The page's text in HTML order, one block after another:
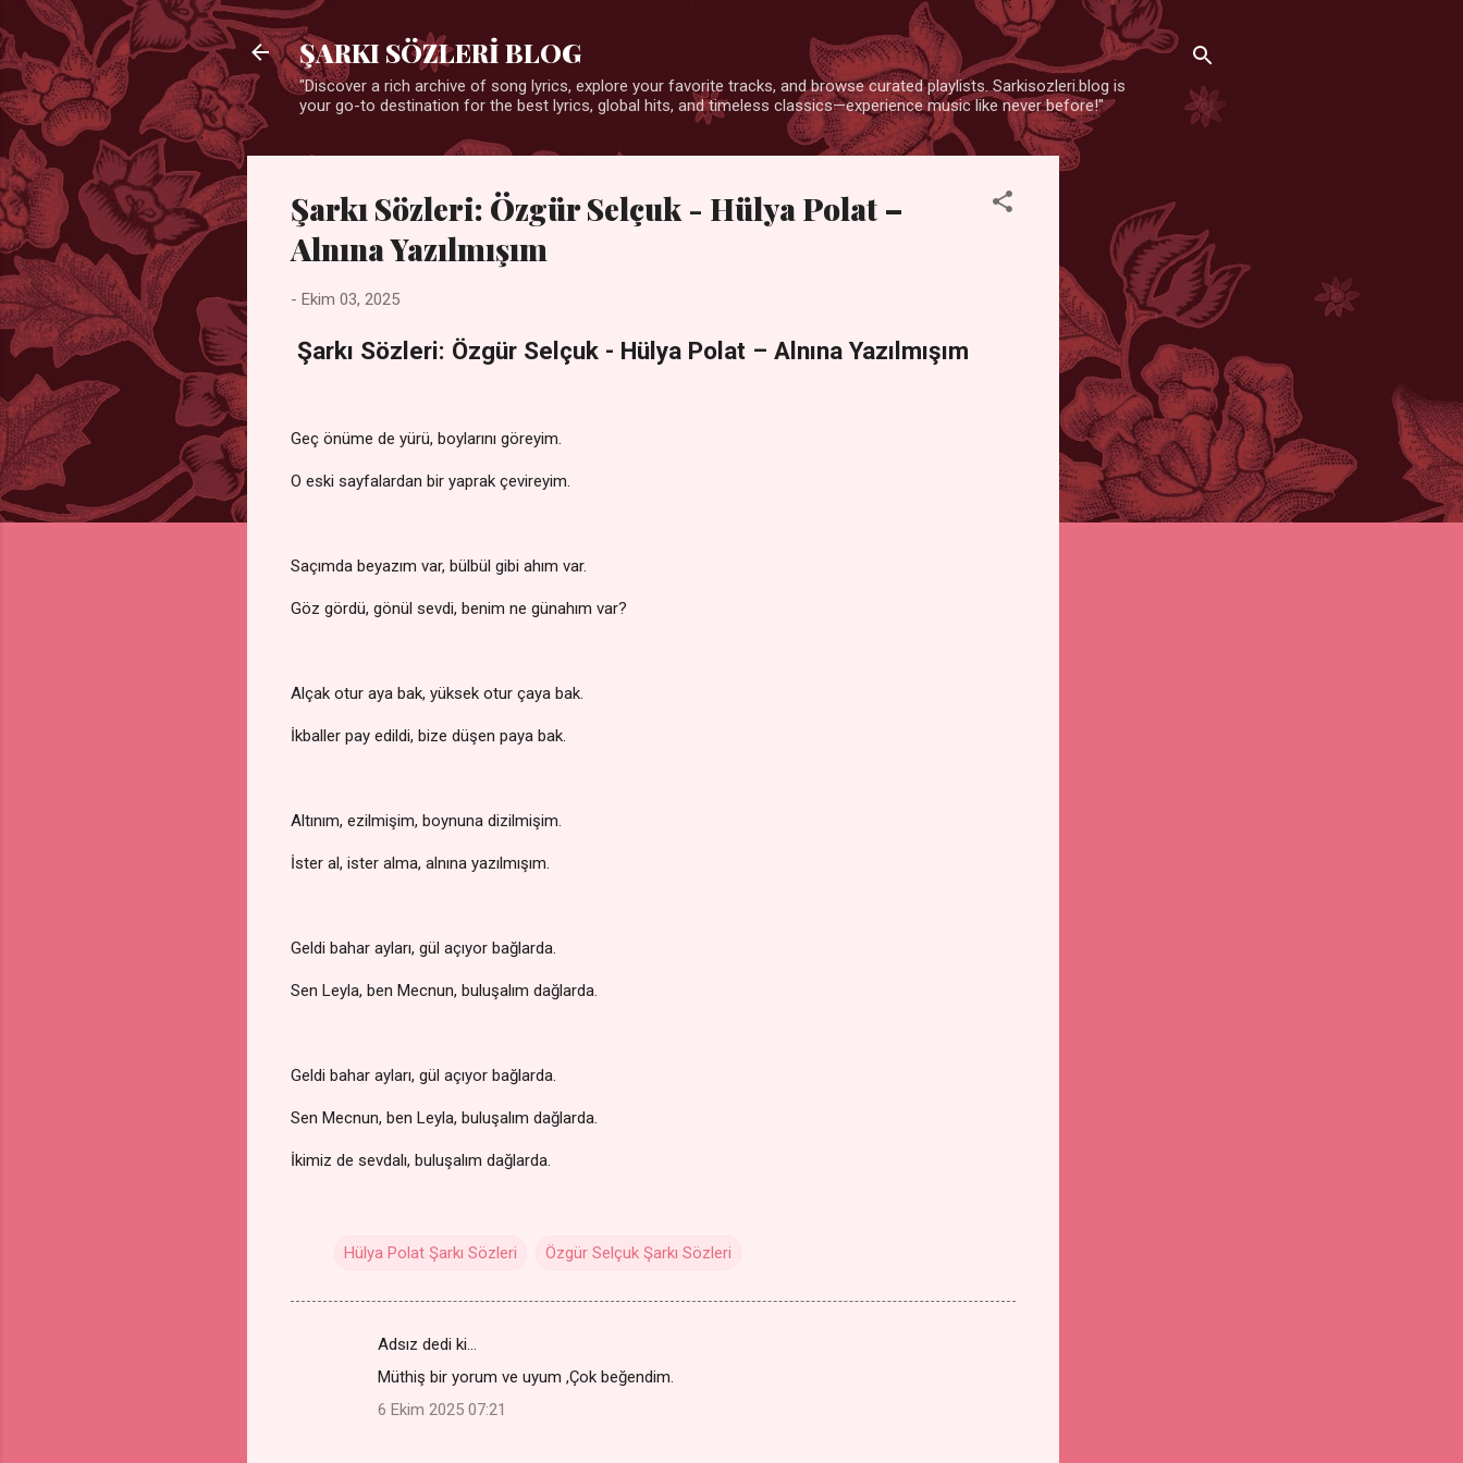
ŞARKI SÖZLERİ BLOG
"Discover a rich archive of song lyrics, explore your favorite tracks, and browse curated playlists. Sarkisozleri.blog is
your go-to destination for the best lyrics, global hits, and timeless classics—experience music like never before!"
Şarkı Sözleri: Özgür Selçuk - Hülya Polat –
Alnına Yazılmışım
- Ekim 03, 2025
Şarkı Sözleri: Özgür Selçuk - Hülya Polat – Alnına Yazılmışım
Geç önüme de yürü, boylarını göreyim.
O eski sayfalardan bir yaprak çevireyim.
Saçımda beyazım var, bülbül gibi ahım var.
Göz gördü, gönül sevdi, benim ne günahım var?
Alçak otur aya bak, yüksek otur çaya bak.
İkballer pay edildi, bize düşen paya bak.
Altınım, ezilmişim, boynuna dizilmişim.
İster al, ister alma, alnına yazılmışım.
Geldi bahar ayları, gül açıyor bağlarda.
Sen Leyla, ben Mecnun, buluşalım dağlarda.
Geldi bahar ayları, gül açıyor bağlarda.
Sen Mecnun, ben Leyla, buluşalım dağlarda.
İkimiz de sevdalı, buluşalım dağlarda.
Hülya Polat Şarkı Sözleri Özgür Selçuk Şarkı Sözleri
Adsız dedi ki…
Müthiş bir yorum ve uyum ,Çok beğendim.
6 Ekim 2025 07:21